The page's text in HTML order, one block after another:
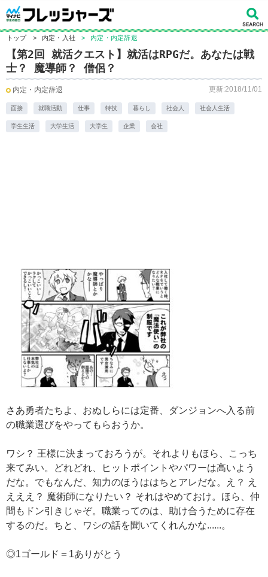
トップ > 内定・入社 > 内定・内定辞退
【第2回 就活クエスト】就活はRPGだ。あなたは戦
士？ 魔導師？ 僧侶？
内定・内定辞退 更新:2018/11/01
面接 就職活動 仕事 特技 暮らし 社会人 社会人生活
学生生活 大学生活 大学生 企業 会社
さあ勇者たちよ、おぬしらには定番、ダンジョンへ入る前
の職業選びをやってもらおうか。
ワシ？ 王様に決まっておろうが。それよりもほら、こっち
来てみい。どれどれ、ヒットポイントやパワーは高いよう
だな。でもなんだ、知力のほうははちとアレだな。え？ え
えええ？ 魔術師になりたい？ それはやめておけ。ほら、仲
間もドン引きじゃぞ。職業ってのは、助け合うために存在
するのだ。ちと、ワシの話を聞いてくれんかな......。
◎1ゴールド＝1ありがとう